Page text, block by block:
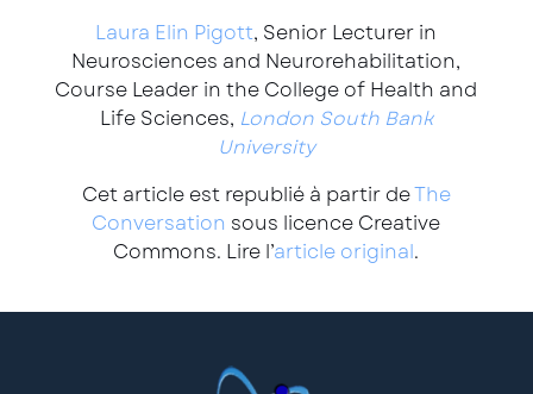
Laura Elin Pigott, Senior Lecturer in
Neurosciences and Neurorehabilitation,
Course Leader in the College of Health and
Life Sciences, London South Bank
University
Cet article est republié à partir deThe
Conversation sous licence Creative
Commons. Lire l’article original.